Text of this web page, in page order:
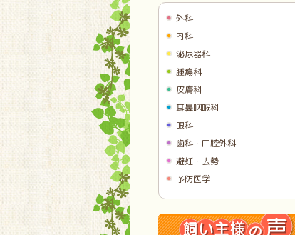
外科
内科
泌尿器科
腫瘍科
皮膚科
耳鼻咽喉科
眼科
歯科・口腔外科
避妊・去勢
予防医学